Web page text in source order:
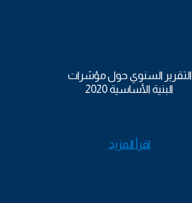
التقرير السنوي حول مؤشرات
البنية الأساسية 2020
اقرأ المزيد